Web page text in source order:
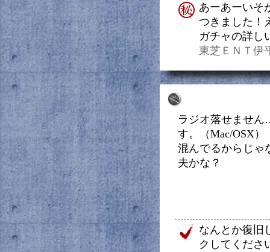
あーあーいそ
つきました！
ガチャの詳し
東芝ＥＮＴ伊
ラジオ落せませ
す。（Mac/OSX）
混んでるからじゃ
夫かな？
なんとか復旧
クしてくださ